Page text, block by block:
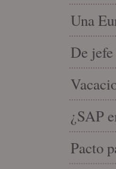
Una
De
¿SAP
Pacto